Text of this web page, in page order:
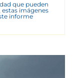
que pueden
estas imágenes
informe